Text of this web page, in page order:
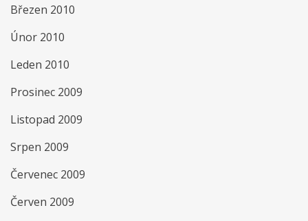
Březen 2010
Únor 2010
Leden 2010
Prosinec 2009
Listopad 2009
Srpen 2009
Červenec 2009
Červen 2009